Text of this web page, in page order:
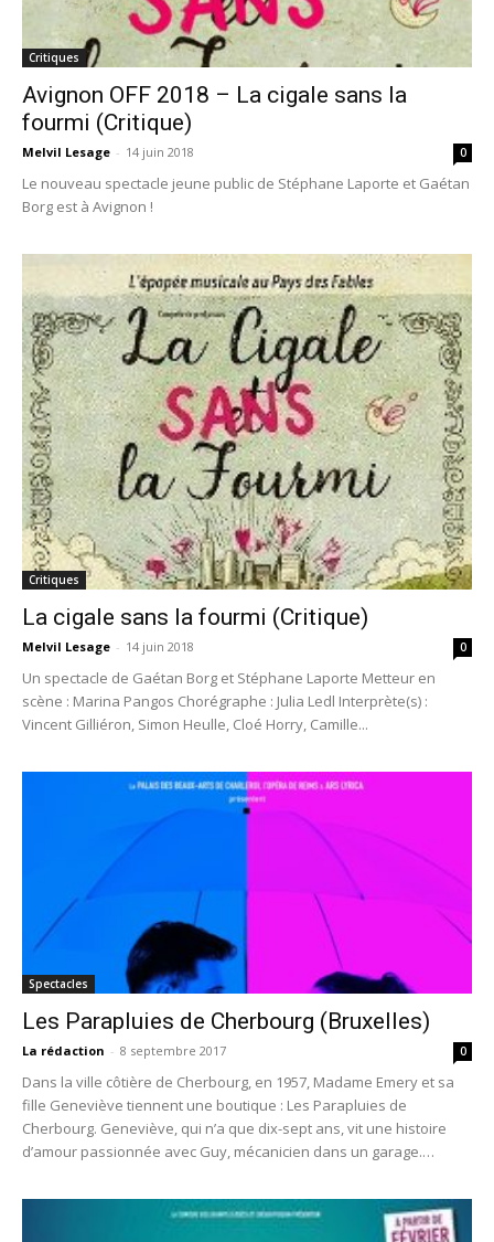
Critiques
Avignon OFF 2018 – La cigale sans la
fourmi (Critique)
Melvil Lesage - 14 juin 2018 0
Le nouveau spectacle jeune public de Stéphane Laporte et Gaétan
Borg est à Avignon !
Critiques
La cigale sans la fourmi (Critique)
Melvil Lesage - 14 juin 2018 0
Un spectacle de Gaétan Borg et Stéphane Laporte Metteur en
scène : Marina Pangos Chorégraphe : Julia Ledl Interprète(s) :
Vincent Gilliéron, Simon Heulle, Cloé Horry, Camille...
Spectacles
Les Parapluies de Cherbourg (Bruxelles)
La rédaction - 8 septembre 2017 0
Dans la ville côtière de Cherbourg, en 1957, Madame Emery et sa
fille Geneviève tiennent une boutique : Les Parapluies de
Cherbourg. Geneviève, qui n’a que dix-sept ans, vit une histoire
d’amour passionnée avec Guy, mécanicien dans un garage.